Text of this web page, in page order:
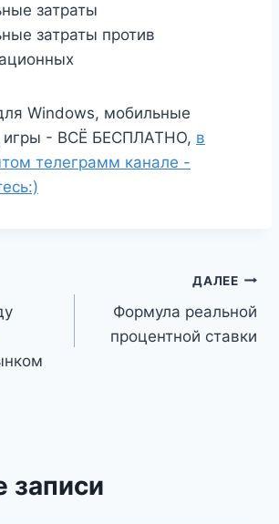
затраты
затраты против
Windows, мобильные
игры - ВСЁ БЕСПЛАТНО, в
телеграмм канале -
ДАЛЕЕ
Формула реальной
процентной ставки
записи